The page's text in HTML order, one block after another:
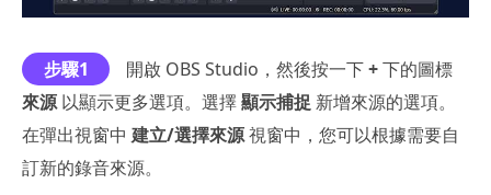
步驟1 開啟 OBS Studio，然後按一下+下的圖標
來源以顯示更多選項。選擇顯示捕捉 新增來源的選項。
在彈出視窗中 建立/選擇來源視窗中，您可以根據需要自
訂新的錄音來源。